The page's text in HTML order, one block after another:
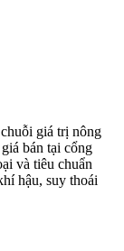
giá trị nông
bán tại cổng
và tiêu chuẩn
hậu, suy thoái